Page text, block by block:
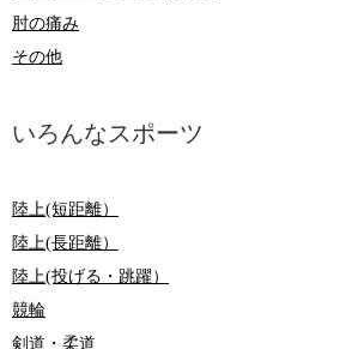
肘の痛み
その他
いろんなスポーツ
陸上(短距離）
陸上(長距離）
陸上(投げる・跳躍）
競輪
剣道・柔道